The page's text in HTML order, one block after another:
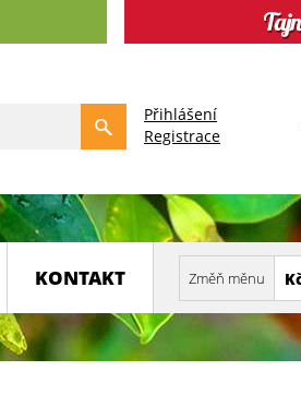
Přihlášení
Registrace
KONTAKT